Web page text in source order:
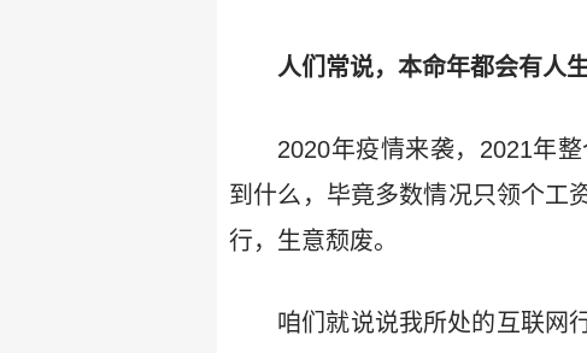
人们常说，本命年都会有人
2020年疫情来袭，2021年
到什么，毕竟多数情况只领个工
行，生意颓废。
咱们就说说我所处的互联网